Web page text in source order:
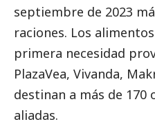
septiembre de 2023
raciones. Los
primera necesidad
PlazaVea, Vivanda,
destinan a más de 170
aliadas.